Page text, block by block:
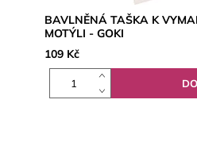
BAVLNĚNÁ TAŠKA K
MOTÝLI - GOKI
109 Kč